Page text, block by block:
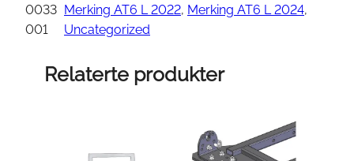
E
F
0033
001
Merking AT6 L 2022, Merking AT6 L 2024
Uncategorized
Relaterte produkter